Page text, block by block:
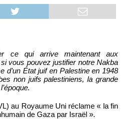
ce qui arrive maintenant aux
vous pouvez justifier notre Nakba
d’un État juif en Palestine en 1948
non juifs palestiniens, la grande
au Royaume Uni réclame « la fin
de Gaza par Israël ».